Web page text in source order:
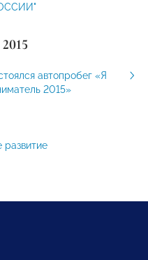
автопробег «Я
2015»
развитие